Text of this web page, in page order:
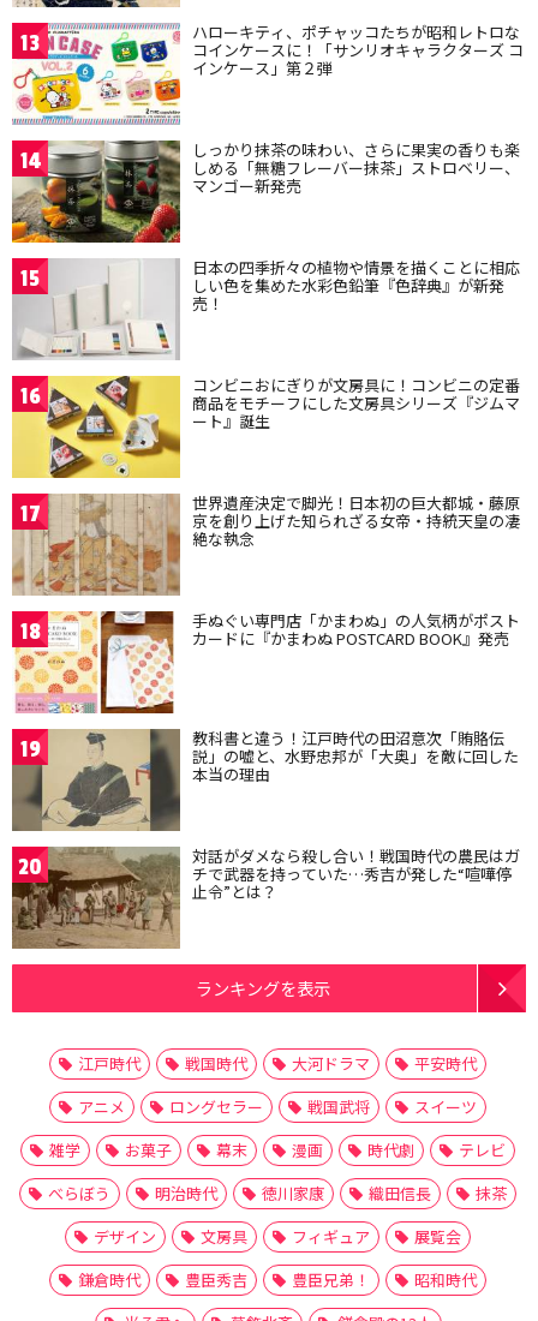
13 ハローキティ、ポチャッコたちが昭和レトロな
コインケースに！「サンリオキャラクターズ コ
インケース」第２弾
14 しっかり抹茶の味わい、さらに果実の香りも楽
しめる「無糖フレーバー抹茶」ストロベリー、
マンゴー新発売
15 日本の四季折々の植物や情景を描くことに相応
しい色を集めた水彩色鉛筆『色辞典』が新発
売！
16 コンビニおにぎりが文房具に！コンビニの定番
商品をモチーフにした文房具シリーズ『ジムマ
ート』誕生
17 世界遺産決定で脚光！日本初の巨大都城・藤原
京を創り上げた知られざる女帝・持統天皇の凄
絶な執念
18 手ぬぐい専門店「かまわぬ」の人気柄がポスト
カードに『かまわぬ POSTCARD BOOK』発売
19 教科書と違う！江戸時代の田沼意次「賄賂伝
説」の嘘と、水野忠邦が「大奥」を敵に回した
本当の理由
20 対話がダメなら殺し合い！戦国時代の農民はガ
チで武器を持っていた…秀吉が発した“喧嘩停
止令”とは？
ランキングを表示
江戸時代 戦国時代 大河ドラマ
平安時代
アニメ
ロングセラー 戦国武将
スイーツ
雑学
お菓子 幕末 漫画 時代劇
テレビ
べらぼう
明治時代 徳川家康 織田信長
抹茶
デザイン
文房具 フィギュア
展覧会
鎌倉時代
豊臣秀吉 豊臣兄弟！
昭和時代